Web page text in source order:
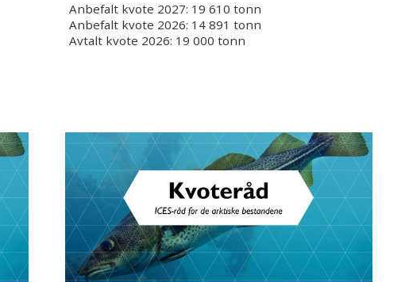
Anbefalt kvote 2027: 19 610 tonn
Anbefalt kvote 2026: 14 891 tonn
Avtalt kvote 2026: 19 000 tonn